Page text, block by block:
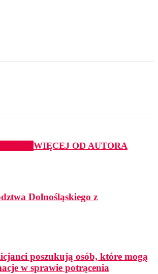
WIĘCEJ OD AUTORA
Dolnośląskiego z
poszukują osób, które mogą
w sprawie potrącenia